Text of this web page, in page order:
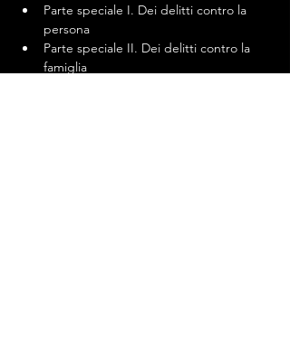
Parte speciale I. Dei delitti contro la
persona
Parte speciale II. Dei delitti contro la
famiglia